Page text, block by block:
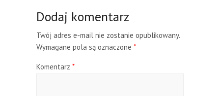
Dodaj komentarz
Twój adres e-mail nie zostanie opublikowany.
Wymagane pola są oznaczone *
Komentarz *